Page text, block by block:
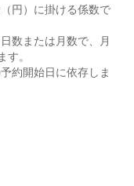
円）に掛ける係数で
数または月数で、月
。
約開始日に依存しま